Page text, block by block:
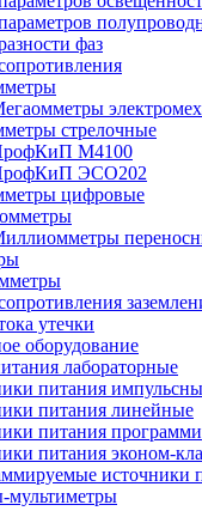
фаз
стрелочные
М4100
ЭСО202
цифровые
утечки
оборудование
лабораторные
питания
питания линейные
питания
питания эконом-
источники
мультиметры